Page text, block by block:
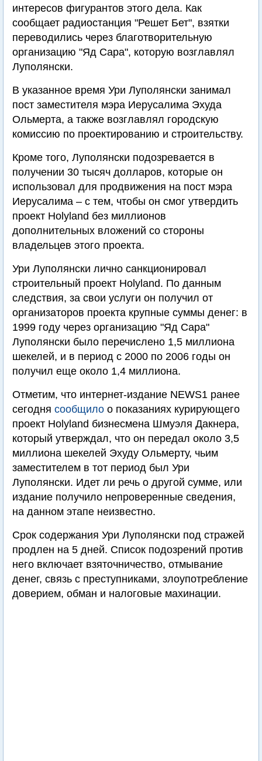
интересов фигурантов этого дела. Как
сообщает радиостанция "Решет Бет", взятки
переводились через благотворительную
организацию "Яд Сара", которую возглавлял
Луполянски.
В указанное время Ури Луполянски занимал
пост заместителя мэра Иерусалима Эхуда
Ольмерта, а также возглавлял городскую
комиссию по проектированию и строительству.
Кроме того, Луполянски подозревается в
получении 30 тысяч долларов, которые он
использовал для продвижения на пост мэра
Иерусалима – с тем, чтобы он смог утвердить
проект Holyland без миллионов
дополнительных вложений со стороны
владельцев этого проекта.
Ури Луполянски лично санкционировал
строительный проект Holyland. По данным
следствия, за свои услуги он получил от
организаторов проекта крупные суммы денег: в
1999 году через организацию "Яд Сара"
Луполянски было перечислено 1,5 миллиона
шекелей, и в период с 2000 по 2006 годы он
получил еще около 1,4 миллиона.
Отметим, что интернет-издание NEWS1 ранее
сегодня сообщило о показаниях курирующего
проект Holyland бизнесмена Шмуэля Дакнера,
который утверждал, что он передал около 3,5
миллиона шекелей Эхуду Ольмерту, чьим
заместителем в тот период был Ури
Луполянски. Идет ли речь о другой сумме, или
издание получило непроверенные сведения,
на данном этапе неизвестно.
Срок содержания Ури Луполянски под стражей
продлен на 5 дней. Список подозрений против
него включает взяточничество, отмывание
денег, связь с преступниками, злоупотребление
доверием, обман и налоговые махинации.